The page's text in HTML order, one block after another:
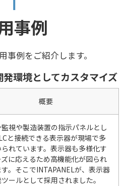
事例
事例をご紹介します。
環境としてカスタマイズ
概要
視や製造装置の指示パネルとし
と接続できる表示器が現場で多
られています。表示器も多様化す
に応えるため高機能化が図られ
。そこでINTAPANELが、表示器
ールとして採用されました。